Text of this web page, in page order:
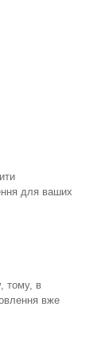
для ваших
тому, в
вже